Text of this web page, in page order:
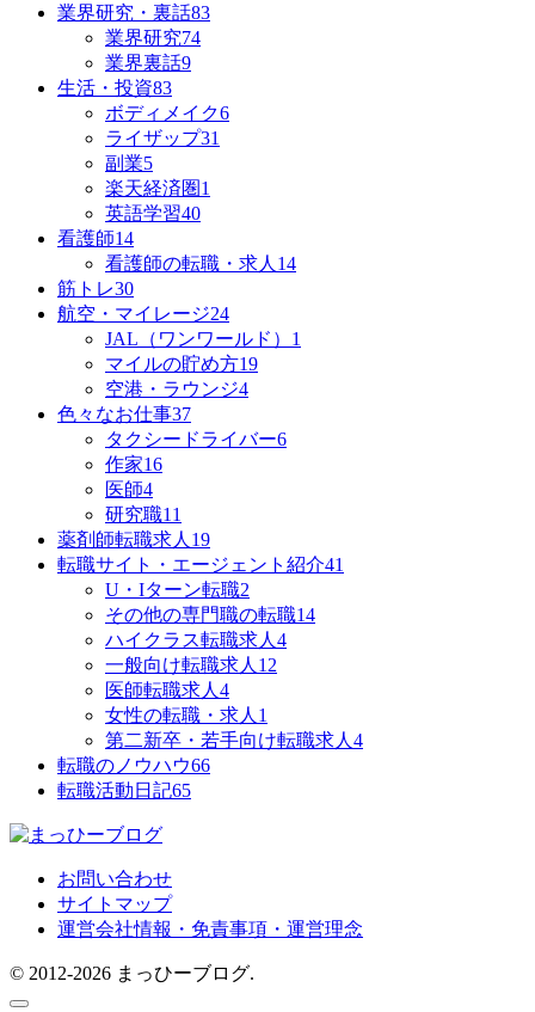
業界研究・裏話83
業界研究74
業界裏話9
生活・投資83
ボディメイク6
ライザップ31
副業5
楽天経済圏 1
英語学習40
看護師14
看護師の転職・求人 14
筋トレ30
航空・マイレージ24
JAL（ワンワールド） 1
マイルの貯め方19
空港・ラウンジ4
色々なお仕事37
タクシードライバー6
作家16
医師4
研究職11
薬剤師転職求人 19
転職サイト・エージェント紹介41
U・Iターン転職2
その他の専門職の転職14
ハイクラス転職求人 4
一般向け転職求人 12
医師転職求人 4
女性の転職・求人 1
第二新卒・若手向け転職求人 4
転職のノウハウ66
転職活動日記65
お問い合わせ
サイトマップ
運営会社情報・免責事項・運営理念
© 2012-2026 まっひーブログ.